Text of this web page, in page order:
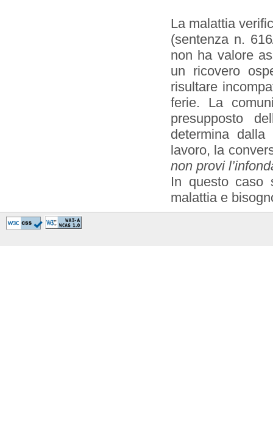
La malattia
(sentenza n.
non ha valore
un ricovero
risultare
ferie. La
presupposto
determina
lavoro, la
non provi
In questo caso
malattia e